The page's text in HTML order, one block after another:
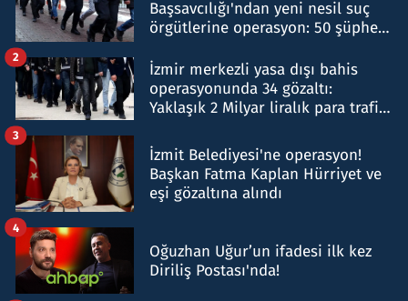
Başsavcılığı'ndan yeni nesil suç
örgütlerine operasyon: 50 şüpheli
İzmir merkezli yasa dışı bahis
operasyonunda 34 gözaltı:
Yaklaşık 2 Milyar liralık para trafiği
2
İzmit Belediyesi'ne operasyon!
Başkan Fatma Kaplan Hürriyet ve
eşi gözaltına alındı
3
Oğuzhan Uğur’un ifadesi ilk kez
Diriliş Postası'nda!
4